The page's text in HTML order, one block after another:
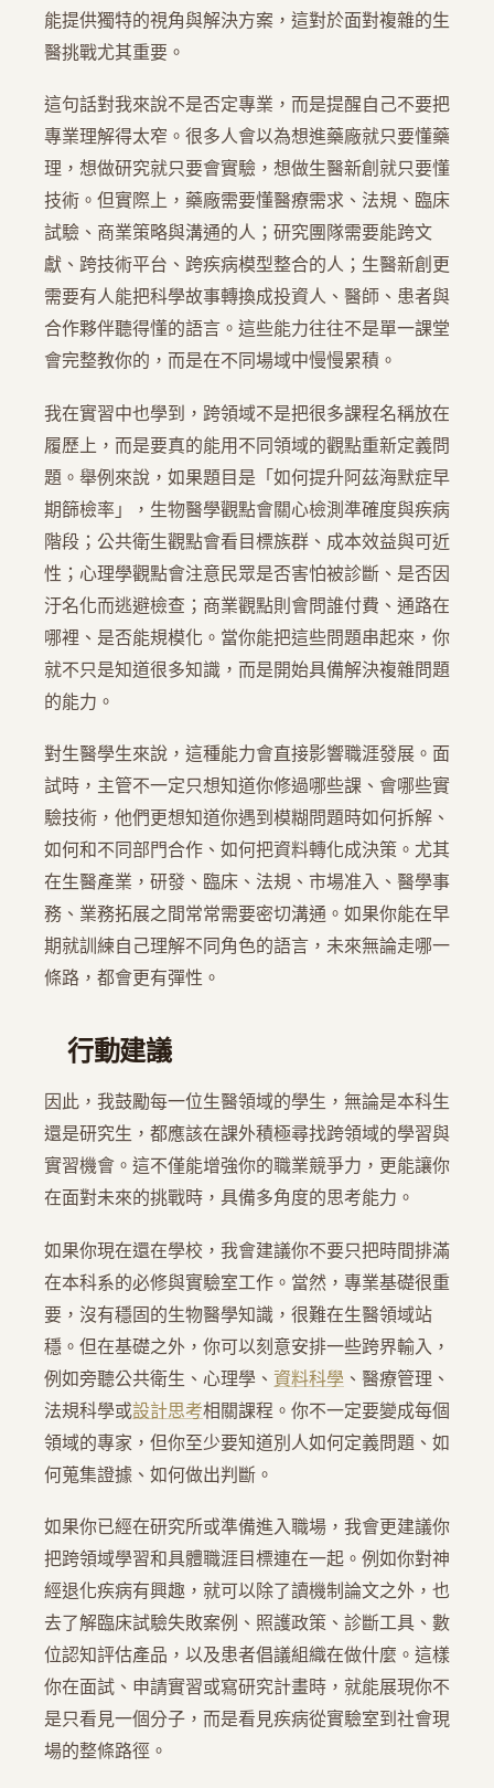
能提供獨特的視角與解決方案，這對於面對複雜的生
醫挑戰尤其重要。
這句話對我來說不是否定專業，而是提醒自己不要把
專業理解得太窄。很多人會以為想進藥廠就只要懂藥
理，想做研究就只要會實驗，想做生醫新創就只要懂
技術。但實際上，藥廠需要懂醫療需求、法規、臨床
試驗、商業策略與溝通的人；研究團隊需要能跨文
獻、跨技術平台、跨疾病模型整合的人；生醫新創更
需要有人能把科學故事轉換成投資人、醫師、患者與
合作夥伴聽得懂的語言。這些能力往往不是單一課堂
會完整教你的，而是在不同場域中慢慢累積。
我在實習中也學到，跨領域不是把很多課程名稱放在
履歷上，而是要真的能用不同領域的觀點重新定義問
題。舉例來說，如果題目是「如何提升阿茲海默症早
期篩檢率」，生物醫學觀點會關心檢測準確度與疾病
階段；公共衛生觀點會看目標族群、成本效益與可近
性；心理學觀點會注意民眾是否害怕被診斷、是否因
汙名化而逃避檢查；商業觀點則會問誰付費、通路在
哪裡、是否能規模化。當你能把這些問題串起來，你
就不只是知道很多知識，而是開始具備解決複雜問題
的能力。
對生醫學生來說，這種能力會直接影響職涯發展。面
試時，主管不一定只想知道你修過哪些課、會哪些實
驗技術，他們更想知道你遇到模糊問題時如何拆解、
如何和不同部門合作、如何把資料轉化成決策。尤其
在生醫產業，研發、臨床、法規、市場准入、醫學事
務、業務拓展之間常常需要密切溝通。如果你能在早
期就訓練自己理解不同角色的語言，未來無論走哪一
條路，都會更有彈性。
行動建議
因此，我鼓勵每一位生醫領域的學生，無論是本科生
還是研究生，都應該在課外積極尋找跨領域的學習與
實習機會。這不僅能增強你的職業競爭力，更能讓你
在面對未來的挑戰時，具備多角度的思考能力。
如果你現在還在學校，我會建議你不要只把時間排滿
在本科系的必修與實驗室工作。當然，專業基礎很重
要，沒有穩固的生物醫學知識，很難在生醫領域站
穩。但在基礎之外，你可以刻意安排一些跨界輸入，
例如旁聽公共衛生、心理學、 資料科學 、醫療管理、
法規科學或設計思考相關課程。你不一定要變成每個
領域的專家，但你至少要知道別人如何定義問題、如
何蒐集證據、如何做出判斷。
如果你已經在研究所或準備進入職場，我會更建議你
把跨領域學習和具體職涯目標連在一起。例如你對神
經退化疾病有興趣，就可以除了讀機制論文之外，也
去了解臨床試驗失敗案例、照護政策、診斷工具、數
位認知評估產品，以及患者倡議組織在做什麼。這樣
你在面試、申請實習或寫研究計畫時，就能展現你不
是只看見一個分子，而是看見疾病從實驗室到社會現
場的整條路徑。